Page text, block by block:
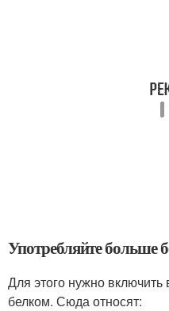
Употребляйте больше
Для этого нужно
белком. Сюда относят: